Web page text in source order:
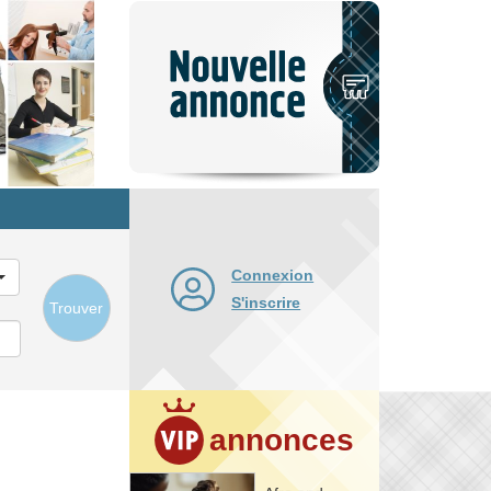
Trouver
Connexion
S'inscrire
annonces